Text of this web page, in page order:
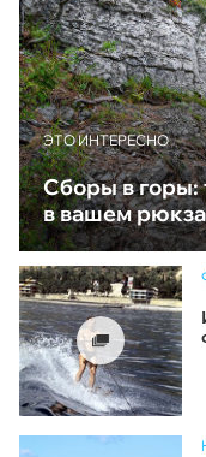
ЭТО ИНТЕРЕСНО
Сборы в горы:
в вашем